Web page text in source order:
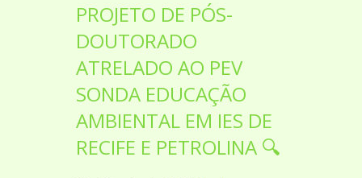
PROJETO DE PÓS-
DOUTORADO
ATRELADO AO PEV
SONDA EDUCAÇÃO
AMBIENTAL EM IES DE
RECIFE E PETROLINA 🔍